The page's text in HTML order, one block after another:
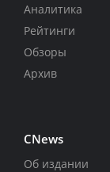
Аналитика
Рейтинги
Обзоры
Архив
CNews
Об издании